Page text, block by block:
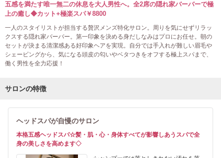
五感を満たす唯一無二の休息を大人男性へ。全2席の隠れ家バーバーで極
上の癒し◆カット+極楽スパ￥8800
一人のスタイリストが担当する贅沢メンズ特化サロン。周りを気にせずリラッ
クスする隠れ家バーバー。第一印象を決める身だしなみはプロにお任せ。朝の
セットが決まる清潔感ある好印象ヘアを実現。自分では手入れが難しい眉毛や
シェービングから、気になる頭皮の匂いやベタつきをオフする極上スパまで、
働く男性を全力応援！
サロンの特徴
ヘッドスパが自慢のサロン
本格五感ヘッドスパ☆髪・肌・心・身体すべてが影響しあうスパで全
身の美しさを高めます◇